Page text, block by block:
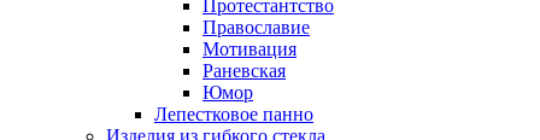
Протестантство
Православие
Мотивация
Раневская
Юмор
Лепестковое панно
Изделия из гибкого стекла